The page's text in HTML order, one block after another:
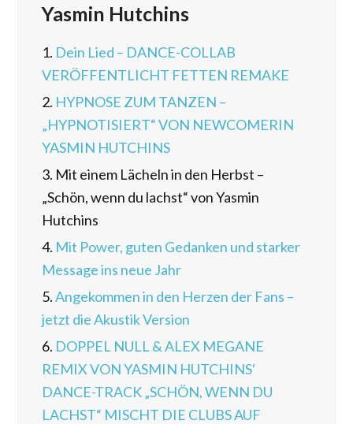
Yasmin Hutchins
1. Dein Lied – DANCE-COLLAB
VERÖFFENTLICHT FETTEN REMAKE
2. HYPNOSE ZUM TANZEN –
„HYPNOTISIERT“ VON NEWCOMERIN
YASMIN HUTCHINS
3. Mit einem Lächeln in den Herbst –
„Schön, wenn du lachst“ von Yasmin
Hutchins
4. Mit Power, guten Gedanken und starker
Message ins neue Jahr
5. Angekommen in den Herzen der Fans –
jetzt die Akustik Version
6. DOPPEL NULL & ALEX MEGANE
REMIX VON YASMIN HUTCHINS‘
DANCE-TRACK „SCHÖN, WENN DU
LACHST“ MISCHT DIE CLUBS AUF